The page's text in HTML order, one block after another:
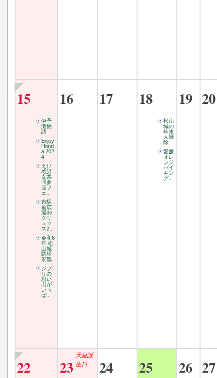
15
伊予
灘物
語
Enjoy
Hond
a 202
4
えひ
め男
女共
同参
画フ
ェ..
市駅
前広
場de
クリ
スマ
ス2..
令和6
年 松
山城
眺望
景観..
ジブ
リの
思い
出が
いっ
ぱ..
16 17 18
松山
城の
年末
大掃
除
愛媛
オレ
ンジ
バイ
キン
グ..
19 20
22 23
天皇誕
生日
24 25 26 27